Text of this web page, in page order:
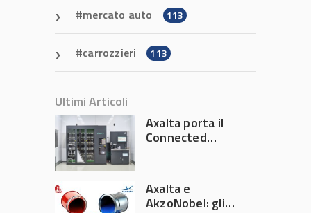
mercato auto 113
carrozzieri 113
Ultimi Articoli
Axalta porta il
Connected
Automechanika
Frankfurt 2026
Axalta e
AkzoNobel: gli